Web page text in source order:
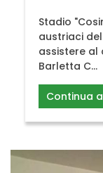
Stadio
austriaci
assistere al
Barletta C...
Continua